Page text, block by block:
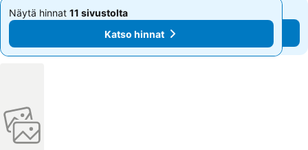
Näytä hinnat 11 sivustolta
Alkaen
Katso hinnat
Näytä hinnat 11 sivustolta
Alkaen
62 € Katso hinnat